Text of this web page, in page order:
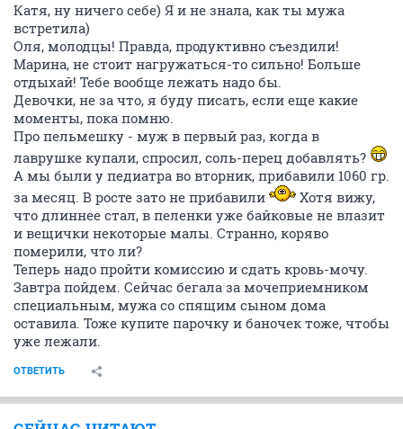
Катя, ну ничего себе) Я и не знала, как ты мужа
встретила)
Оля, молодцы! Правда, продуктивно съездили!
Марина, не стоит нагружаться-то сильно! Больше
отдыхай! Тебе вообще лежать надо бы.
Девочки, не за что, я буду писать, если еще какие
моменты, пока помню.
Про пельмешку - муж в первый раз, когда в
лаврушке купали, спросил, соль-перец добавлять?
А мы были у педиатра во вторник, прибавили 1060 гр.
за месяц. В росте зато не прибавили
Хотя вижу,
что длиннее стал, в пеленки уже байковые не влазит
и вещички некоторые малы. Странно, коряво
померили, что ли?
Теперь надо пройти комиссию и сдать кровь-мочу.
Завтра пойдем. Сейчас бегала за мочеприемником
специальным, мужа со спящим сыном дома
оставила. Тоже купите парочку и баночек тоже, чтобы
уже лежали.
ОТВЕТИТЬ